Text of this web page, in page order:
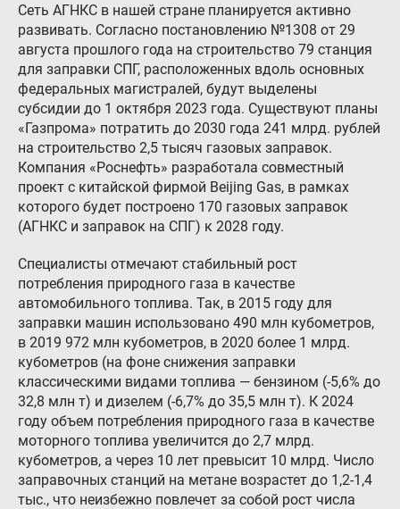
Сеть АГНКС в нашей стране планируется активно
развивать. Согласно постановлению №1308 от 29
августа прошлого года на строительство 79 станция
для заправки СПГ, расположенных вдоль основных
федеральных магистралей, будут выделены
субсидии до 1 октября 2023 года. Существуют планы
«Газпрома» потратить до 2030 года 241 млрд. рублей
на строительство 2,5 тысяч газовых заправок.
Компания «Роснефть» разработала совместный
проект с китайской фирмой Beijing Gas, в рамках
которого будет построено 170 газовых заправок
(АГНКС и заправок на СПГ) к 2028 году.
Специалисты отмечают стабильный рост
потребления природного газа в качестве
автомобильного топлива. Так, в 2015 году для
заправки машин использовано 490 млн кубометров,
в 2019 972 млн кубометров, в 2020 более 1 млрд.
кубометров (на фоне снижения заправки
классическими видами топлива — бензином (-5,6% до
32,8 млн т) и дизелем (-6,7% до 35,5 млн т). К 2024
году объем потребления природного газа в качестве
моторного топлива увеличится до 2,7 млрд.
кубометров, а через 10 лет превысит 10 млрд. Число
заправочных станций на метане возрастет до 1,2-1,4
тыс., что неизбежно повлечет за собой рост числа